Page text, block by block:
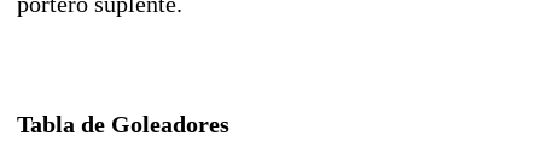
Tabla de Goleadores